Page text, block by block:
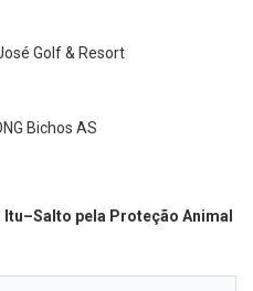
Golf & Resort
Bichos AS
pela Proteção Animal